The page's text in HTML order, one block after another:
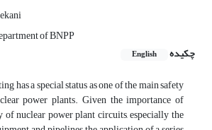
of BNPP
چکیده
English
has a special status as one of the main safety
power plants. Given the importance of
nuclear power plant circuits, especially the